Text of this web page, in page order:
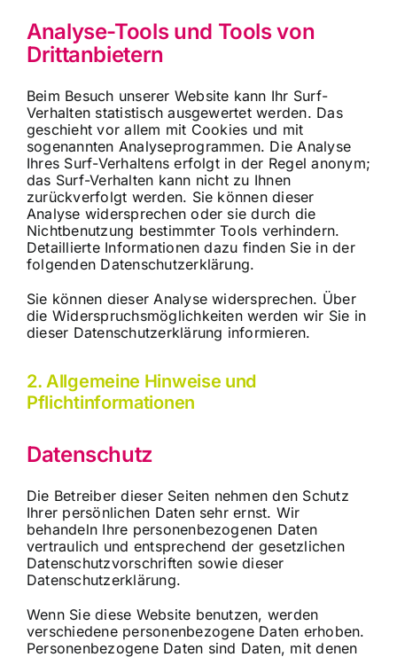
Analyse-Tools und Tools von
Drittanbietern
Beim Besuch unserer Website kann Ihr Surf-
Verhalten statistisch ausgewertet werden. Das
geschieht vor allem mit Cookies und mit
sogenannten Analyseprogrammen. Die Analyse
Ihres Surf-Verhaltens erfolgt in der Regel anonym;
das Surf-Verhalten kann nicht zu Ihnen
zurückverfolgt werden. Sie können dieser
Analyse widersprechen oder sie durch die
Nichtbenutzung bestimmter Tools verhindern.
Detaillierte Informationen dazu finden Sie in der
folgenden Datenschutzerklärung.
Sie können dieser Analyse widersprechen. Über
die Widerspruchsmöglichkeiten werden wir Sie in
dieser Datenschutzerklärung informieren.
2. Allgemeine Hinweise und
Pflichtinformationen
Datenschutz
Die Betreiber dieser Seiten nehmen den Schutz
Ihrer persönlichen Daten sehr ernst. Wir
behandeln Ihre personenbezogenen Daten
vertraulich und entsprechend der gesetzlichen
Datenschutzvorschriften sowie dieser
Datenschutzerklärung.
Wenn Sie diese Website benutzen, werden
verschiedene personenbezogene Daten erhoben.
Personenbezogene Daten sind Daten, mit denen